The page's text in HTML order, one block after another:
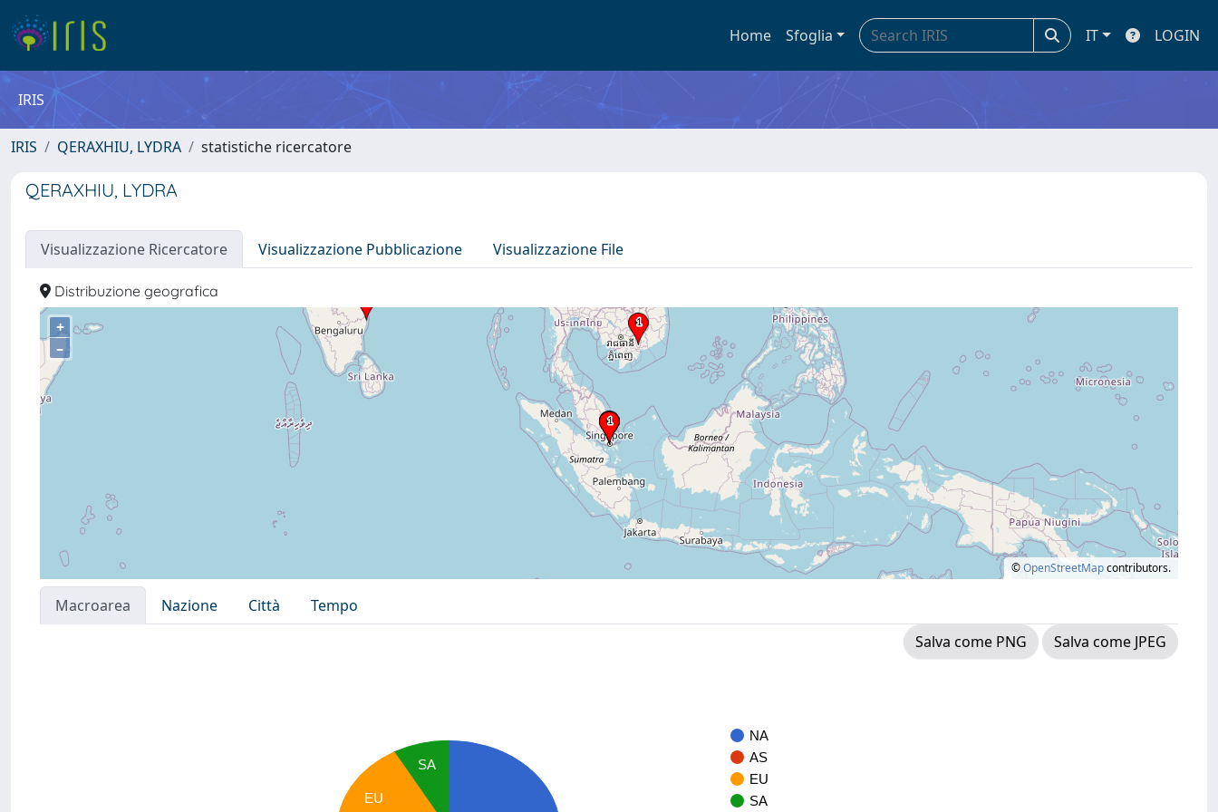
Home Sfoglia IT LOGIN
IRIS
IRIS QERAXHIU, LYDRA statistiche ricercatore
QERAXHIU, LYDRA
Visualizzazione Ricercatore Visualizzazione Pubblicazione Visualizzazione File
Distribuzione geografica
+
–
©OpenStreetMapcontributors.
Macroarea Nazione Città
Tempo
Salva come PNG
Salva come JPEG
NA
AS
EU
SA
SA
EU